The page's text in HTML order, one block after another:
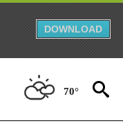
DOWNLOAD
70°